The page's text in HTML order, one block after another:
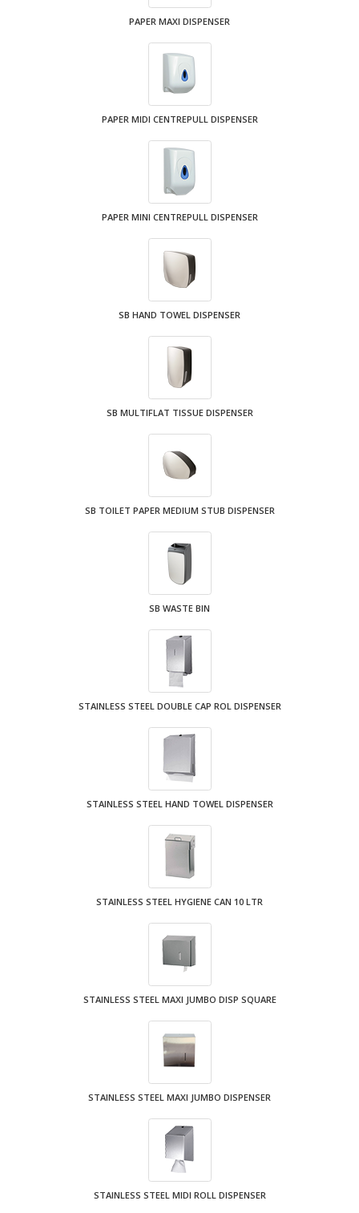
PAPER MAXI DISPENSER
PAPER MIDI CENTREPULL DISPENSER
PAPER MINI CENTREPULL DISPENSER
SB HAND TOWEL DISPENSER
SB MULTIFLAT TISSUE DISPENSER
SB TOILET PAPER MEDIUM STUB DISPENSER
SB WASTE BIN
STAINLESS STEEL DOUBLE CAP ROL DISPENSER
STAINLESS STEEL HAND TOWEL DISPENSER
STAINLESS STEEL HYGIENE CAN 10 LTR
STAINLESS STEEL MAXI JUMBO DISP SQUARE
STAINLESS STEEL MAXI JUMBO DISPENSER
STAINLESS STEEL MIDI ROLL DISPENSER